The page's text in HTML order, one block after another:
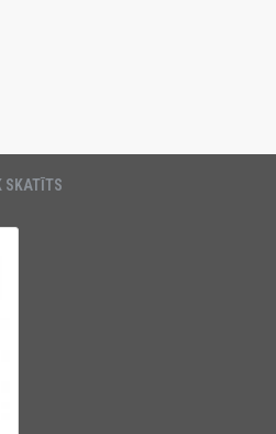
SKATĪTS